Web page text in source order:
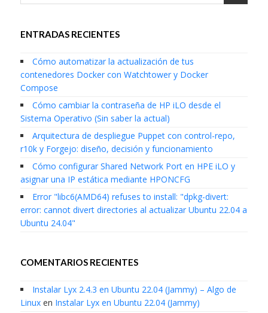
ENTRADAS RECIENTES
Cómo automatizar la actualización de tus
contenedores Docker con Watchtower y Docker
Compose
Cómo cambiar la contraseña de HP iLO desde el
Sistema Operativo (Sin saber la actual)
Arquitectura de despliegue Puppet con control-repo,
r10k y Forgejo: diseño, decisión y funcionamiento
Cómo configurar Shared Network Port en HPE iLO y
asignar una IP estática mediante HPONCFG
Error "libc6(AMD64) refuses to install: "dpkg-divert:
error: cannot divert directories al actualizar Ubuntu 22.04 a
Ubuntu 24.04"
COMENTARIOS RECIENTES
Instalar Lyx 2.4.3 en Ubuntu 22.04 (Jammy) – Algo de
Linuxen Instalar Lyx en Ubuntu 22.04 (Jammy)